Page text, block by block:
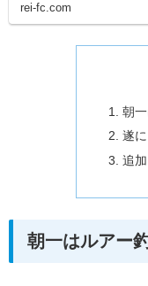
rei-fc.com
朝
遂に
追
朝一はルアー